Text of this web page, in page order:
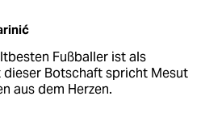
Fußballer ist als
Botschaft spricht Mesut
aus dem Herzen.